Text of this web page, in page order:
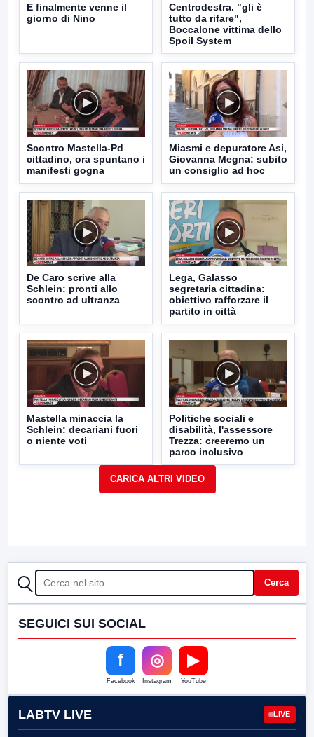
E finalmente venne il
giorno di Nino
Centrodestra. "gli è
tutto da rifare",
Boccalone vittima dello
Spoil System
Scontro Mastella-Pd
cittadino, ora spuntano i
manifesti gogna
Miasmi e depuratore Asi,
Giovanna Megna: subito
un consiglio ad hoc
De Caro scrive alla
Schlein: pronti allo
scontro ad ultranza
Lega, Galasso
segretaria cittadina:
obiettivo rafforzare il
partito in città
Mastella minaccia la
Schlein: decariani fuori
o niente voti
Politiche sociali e
disabilità, l'assessore
Trezza: creeremo un
parco inclusivo
CERCA Cerca
SEGUICI SUI SOCIAL
f
Facebook
◎
Instagram
▶
YouTube
LABTV LIVE LIVE